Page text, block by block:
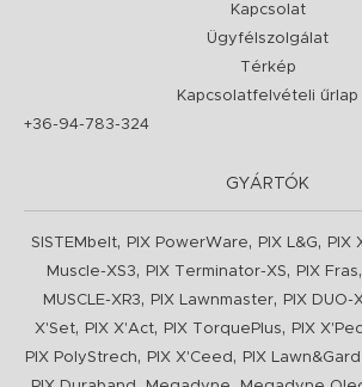
Kapcsolat
Ügyfélszolgálat
Térkép
Kapcsolatfelvételi űrlap
+36-94-783-324
GYÁRTÓK
SISTEMbelt, PIX PowerWare, PIX L&G, PIX
Muscle-XS3, PIX Terminator-XS, PIX Fras,
MUSCLE-XR3, PIX Lawnmaster, PIX DUO-
X'Set, PIX X'Act, PIX TorquePlus, PIX
PIX PolyStrech, PIX X'Ceed , PIX